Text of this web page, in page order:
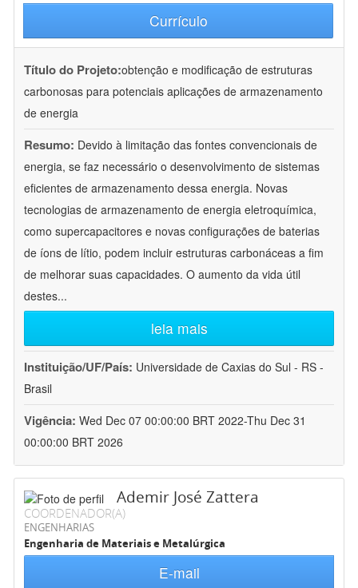
Currículo
Título do Projeto:obtenção e modificação de estruturas
carbonosas para potenciais aplicações de armazenamento
de energia
Resumo: Devido à limitação das fontes convencionais de
energia, se faz necessário o desenvolvimento de sistemas
eficientes de armazenamento dessa energia. Novas
tecnologias de armazenamento de energia eletroquímica,
como supercapacitores e novas configurações de baterias
de íons de lítio, podem incluir estruturas carbonáceas a fim
de melhorar suas capacidades. O aumento da vida útil
destes...
leia mais
Instituição/UF/País: Universidade de Caxias do Sul - RS -
Brasil
Vigência: Wed Dec 07 00:00:00 BRT 2022-Thu Dec 31
00:00:00 BRT 2026
Ademir José Zattera
COORDENADOR(A)
ENGENHARIAS
Engenharia de Materiais e Metalúrgica
E-mail